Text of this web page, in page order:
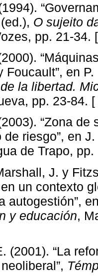
O sujeito
pp. 21-34.
Foucault”, en
la libertad.
pp. 23-84. [
“Zona
de riesgo”, en
de Trapo,
J. y
un contexto
autogestión”,
y educación,
(2001). “La